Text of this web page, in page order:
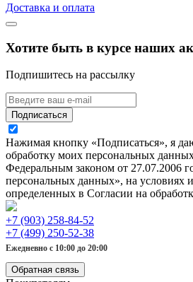
Доставка и оплата
Хотите быть в курсе наших
Подпишитесь на рассылку
Подписаться
Нажимая кнопку «Подписаться», я
обработку моих персональных
Федеральным законом от 27.07.2006
персональных данных», на условиях
определенных в Согласии на
+7 (903) 258-84-52
+7 (499) 250-52-38
Ежедневно с 10:00 до 20:00
Обратная связь